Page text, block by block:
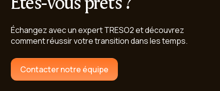
Échangez avec un expert TRESO2 et découvrez
comment réussir votre transition dans les temps.
Contacter notre équipe